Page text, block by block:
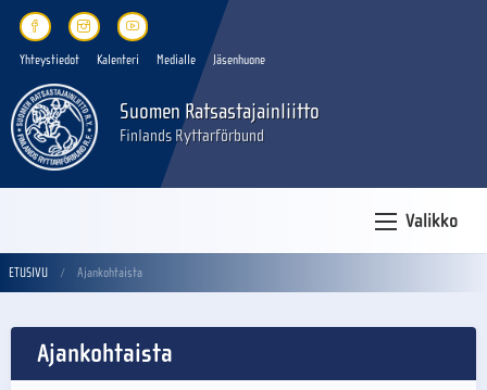
Yhteystiedot Kalenteri Medialle Jäsenhuone
Suomen Ratsastajainliitto
Finlands Ryttarförbund
Valikko
ETUSIVU Ajankohtaista
Ajankohtaista